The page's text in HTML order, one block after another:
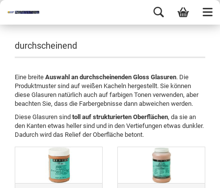
durchscheinend
Eine breite Auswahl an durchscheinenden Gloss Glasuren. Die
Produktmuster sind auf weißen Kacheln hergestellt. Sie können
diese Glasuren natürlich auch auf farbigen Tonen verwenden, aber
beachten Sie, dass die Farbergebnisse dann abweichen werden.
Diese Glasuren sind toll auf strukturierten Oberflächen, da sie an
den Kanten etwas heller sind und in den Vertiefungen etwas dunkler.
Dadurch wird das Relief der Oberfläche betont.